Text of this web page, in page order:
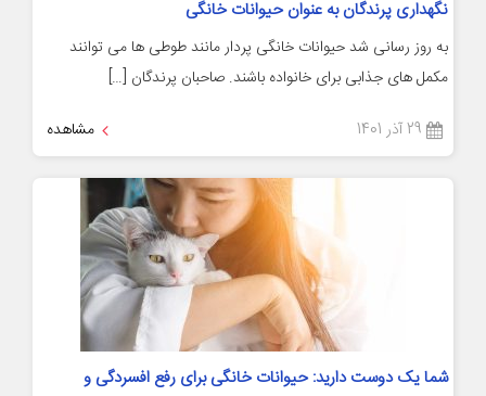
نگهداری پرندگان به عنوان حیوانات خانگی
به روز رسانی شد حیوانات خانگی پردار مانند طوطی ها می توانند
مکمل های جذابی برای خانواده باشند. صاحبان پرندگان […]
مشاهده
شما یک دوست دارید: حیوانات خانگی برای رفع افسردگی و